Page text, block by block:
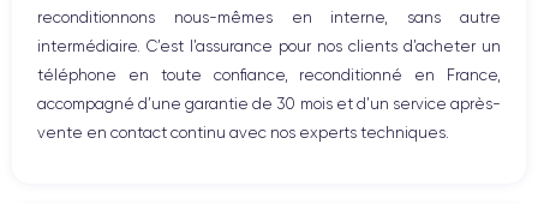
Batterie Dual SIM
Réseau mobile
LTE/4G
Oui, tous opérateurs
reconditionnons nous-mêmes en interne, sans autre
intermédiaire. C’est l’assurance pour nos clients d’acheter un
téléphone en toute confiance, reconditionné en France,
accompagné d’une garantie de 30 mois et d’un service après-
vente en contact continu avec nos experts techniques.